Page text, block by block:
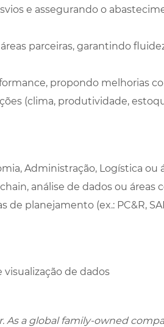
e assegurando o
parceiras, garantindo
propondo melhorias
(clima, produtividade,
Administração, Logística ou
análise de dados ou áreas
planejamento (ex.: PC&R,
de dados
a global family-owned